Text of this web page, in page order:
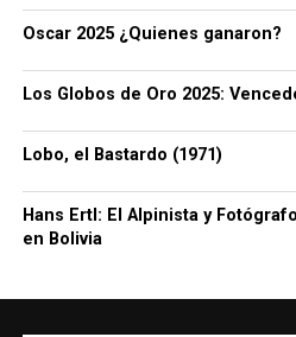
Oscar 2025 ¿Quienes ganaron?
Los Globos de Oro 2025:
Lobo, el Bastardo (1971)
Hans Ertl: El Alpinista y
en Bolivia